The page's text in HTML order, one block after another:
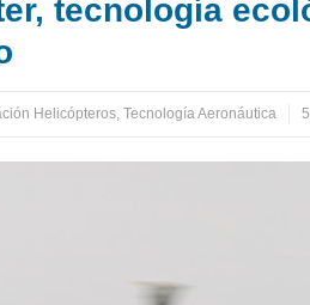
tecnología
Helicópteros, Tecnología Aeronáutica